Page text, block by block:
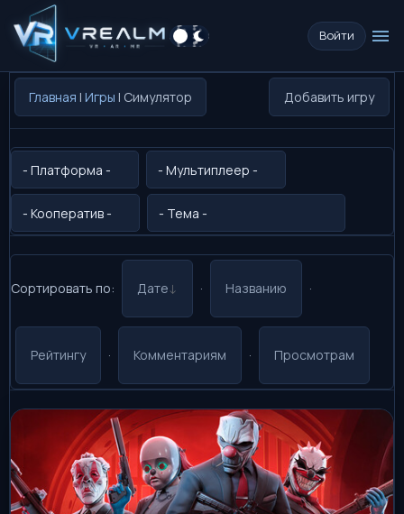
Войти menu
Главная | Игры | Симулятор Добавить игру
Сортировать по: Дате · Названию ·
Рейтингу · Комментариям · Просмотрам